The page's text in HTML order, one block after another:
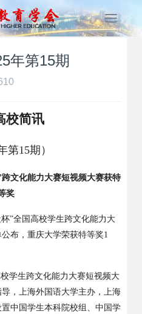
T
o
t
n
年第15期
校简讯
第15期）
跨文化能力大赛短视频大赛获特
奖
”全国高校学生跨文化能力大
布，重庆大学荣获特等奖1
学生跨文化能力大赛短视频大
，上海外国语大学主办，上海
中国学生本科院校组、中国学